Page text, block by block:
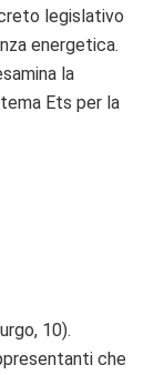
legislativo
energetica.
la
Ets per la
10).
che